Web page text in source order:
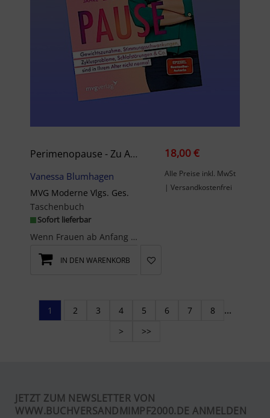
Perimenopause - Zu Alt Für Pubertät, Zu Jung Für Wechseljahre
Vanessa Blumhagen
MVG Moderne Vlgs. Ges.
Taschenbuch
Sofort lieferbar
Wenn Frauen ab Anfang Mitte 30 plötzlich zunehmen, nicht mehr schlafen können, der Zyklus sich ve...
18,00 €
Alle Preise inkl. MwSt
| Versandkostenfrei
IN DEN WARENKORB
1 2 3 4 5 6 7 8
...
>
>>
JETZT ZUM NEWSLETTER VON
WWW.BUCHVERSANDMIMPF2000.DE ANMELDEN